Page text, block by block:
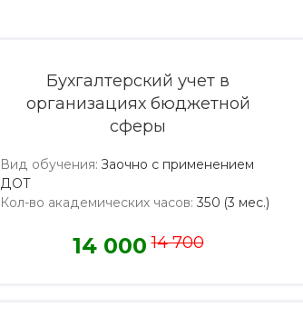
Бухгалтерский учет в
организациях бюджетной
сферы
Вид обучения: Заочно с применением
ДОТ
Кол-во академических часов: 350 (3 мес.)
14 000 14 700